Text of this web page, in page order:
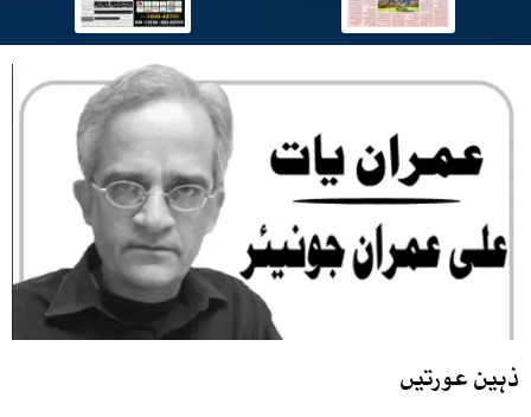
ذہین عورتیں